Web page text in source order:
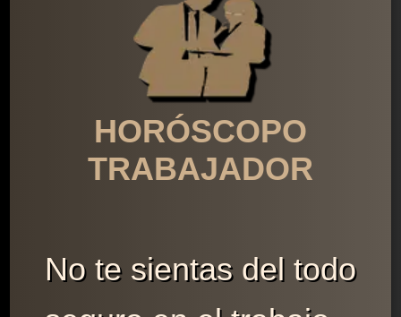
HORÓSCOPO
TRABAJADOR
No te sientas del todo